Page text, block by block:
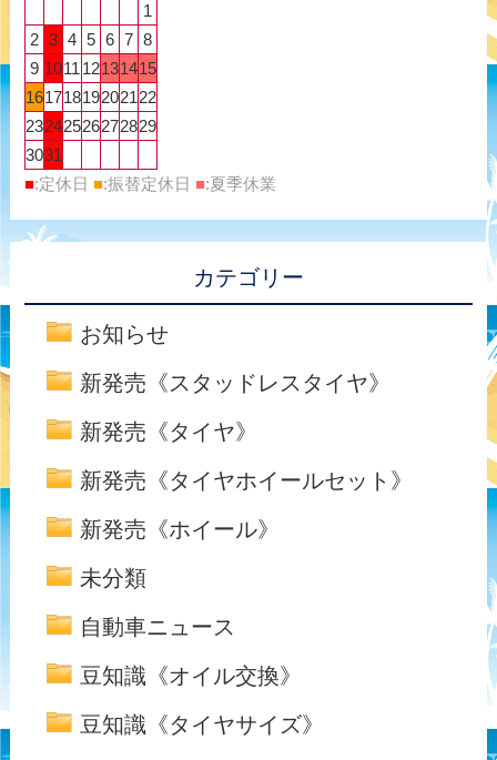
1
2 3 4 5 6 7 8
9 1011 12131415
16171819202122
23242526272829
3031
■:定休日 ■:振替定休日 ■:夏季休業
カテゴリー
お知らせ
新発売《スタッドレスタイヤ》
新発売《タイヤ》
新発売《タイヤホイールセット》
新発売《ホイール》
未分類
自動車ニュース
豆知識《オイル交換》
豆知識《タイヤサイズ》